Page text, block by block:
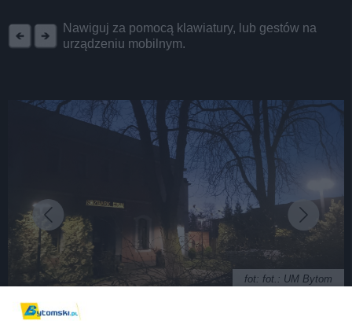
Nawiguj za pomocą klawiatury, lub gestów na
urządzeniu mobilnym.
fot: fot.: UM Bytom